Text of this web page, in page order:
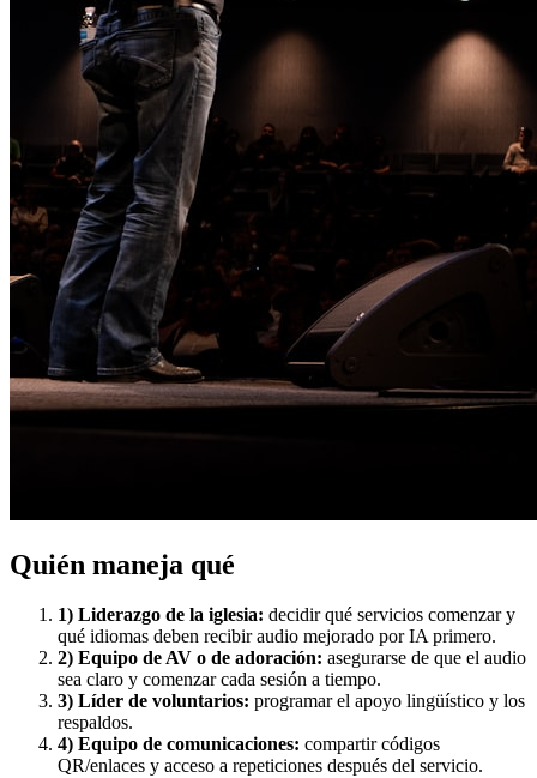
Quién maneja qué
1) Liderazgo de la iglesia: decidir qué servicios comenzar y
qué idiomas deben recibir audio mejorado por IA primero.
2) Equipo de AV o de adoración: asegurarse de que el audio
sea claro y comenzar cada sesión a tiempo.
3) Líder de voluntarios: programar el apoyo lingüístico y los
respaldos.
4) Equipo de comunicaciones: compartir códigos
QR/enlaces y acceso a repeticiones después del servicio.